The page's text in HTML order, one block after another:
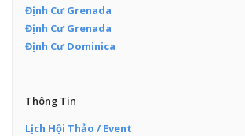
Định Cư Grenada
Định Cư Grenada
Định Cư Dominica
Thông Tin
Lịch Hội Thảo / Event